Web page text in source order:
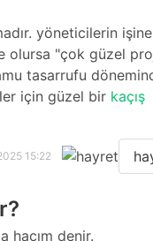
yöneticilerin işine
olursa "çok güzel
tasarrufu
için güzel bir kaçış
15:22
hacım denir.